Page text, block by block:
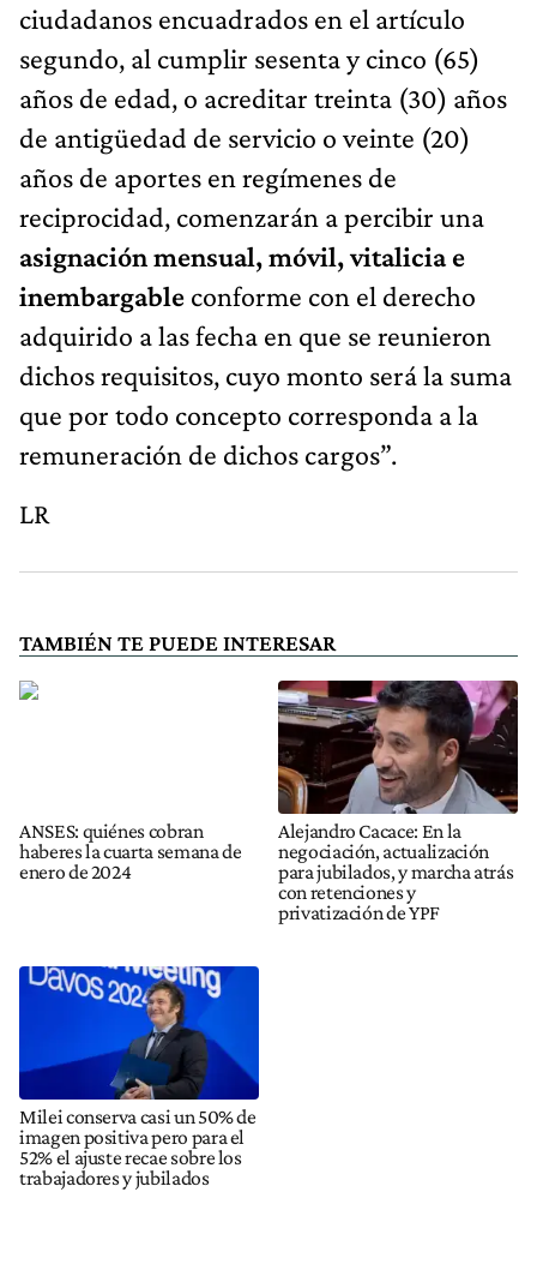
ciudadanos encuadrados en el artículo
segundo, al cumplir sesenta y cinco (65)
años de edad, o acreditar treinta (30) años
de antigüedad de servicio o veinte (20)
años de aportes en regímenes de
reciprocidad, comenzarán a percibir una
asignación mensual, móvil, vitalicia e
inembargable conforme con el derecho
adquirido a las fecha en que se reunieron
dichos requisitos, cuyo monto será la suma
que por todo concepto corresponda a la
remuneración de dichos cargos”.
LR
TAMBIÉN TE PUEDE INTERESAR
ANSES: quiénes cobran
haberes la cuarta semana de
enero de 2024
Alejandro Cacace: En la
negociación, actualización
para jubilados, y marcha atrás
con retenciones y
privatización de YPF
Milei conserva casi un 50% de
imagen positiva pero para el
52% el ajuste recae sobre los
trabajadores y jubilados